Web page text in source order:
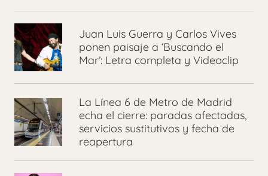
Juan Luis Guerra y Carlos Vives
ponen paisaje a ‘Buscando el
Mar’: Letra completa y Videoclip
La Línea 6 de Metro de Madrid
echa el cierre: paradas afectadas,
servicios sustitutivos y fecha de
reapertura